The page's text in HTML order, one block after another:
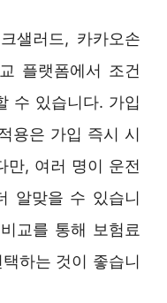
샐러드, 카카오손
플랫폼에서 조건
수 있습니다. 가입
용은 가입 즉시 시
만, 여러 명이 운전
알맞을 수 있습니
교를 통해 보험료
하는 것이 좋습니